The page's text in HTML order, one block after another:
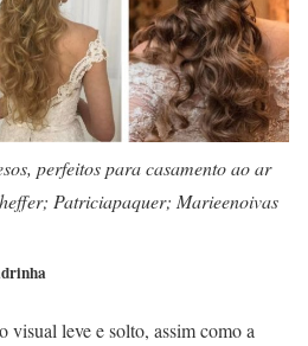
perfeitos para casamento ao ar
Patriciapaquer; Marieenoivas
visual leve e solto, assim como a